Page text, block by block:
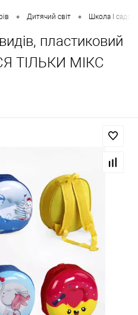
• Дитячий світ • Школа І садок
пластиковий
ТІЛЬКИ МІКС